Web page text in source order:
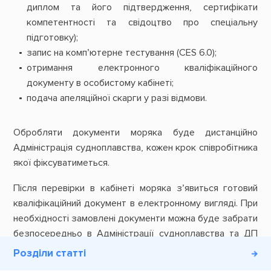
Розділи статті
диплом та його підтвердження, сертифікати
компетентності та свідоцтво про спеціальну
підготовку);
запис на компʼютерне тестування (CES 6.0);
отримання електронного кваліфікаційного
документу в особистому кабінеті;
подача апеляційної скарги у разі відмови.
Обробляти документи моряка буде дистанційно
Адміністрація судноплавства, кожен крок співробітника
якої фіксуватиметься.
Після перевірки в кабінеті моряка зʼявиться готовий
кваліфікаційний документ в електронному вигляді. При
необхідності замовлені документи можна буде забрати
безпосередньо в Адміністрації судноплавства та ДП
Моррічсервіс.